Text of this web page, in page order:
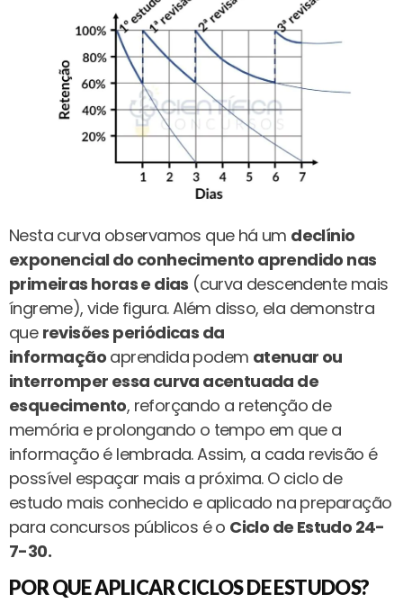
Nesta curva observamos que há um declínio
exponencial do conhecimento aprendido nas
primeiras horas e dias (curva descendente mais
íngreme), vide figura. Além disso, ela demonstra
que revisões periódicas da
informação aprendida podem atenuar ou
interromper essa curva acentuada de
esquecimento, reforçando a retenção de
memória e prolongando o tempo em que a
informação é lembrada. Assim, a cada revisão é
possível espaçar mais a próxima. O ciclo de
estudo mais conhecido e aplicado na preparação
para concursos públicos é o Ciclo de Estudo 24-
7-30.
POR QUE APLICAR CICLOS DE ESTUDOS?